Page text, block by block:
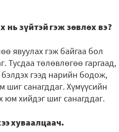
нь зүйтэй гэж зөвлөх вэ?
явуулах гэж байгаа бол
Тусдаа төлөвлөгөө гаргаад,
бэлдэх гээд нарийн бодож,
шиг санагддаг. Хүмүүсийн
юм хийдэг шиг санагддаг.
хуваалцаач.